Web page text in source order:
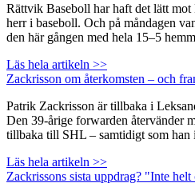
Rättvik Baseboll har haft det lätt
herr i baseboll. Och på måndagen
den här gången med hela 15–5
Läs hela artikeln >>
Zackrisson om återkomsten – och
Patrik Zackrisson är tillbaka i
Den 39-årige forwarden återvänder
tillbaka till SHL – samtidigt som
Läs hela artikeln >>
Zackrissons sista uppdrag? "Inte